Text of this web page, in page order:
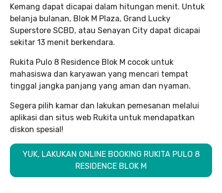
Kemang dapat dicapai dalam hitungan menit. Untuk
belanja bulanan, Blok M Plaza, Grand Lucky
Superstore SCBD, atau Senayan City dapat dicapai
sekitar 13 menit berkendara.
Rukita Pulo 8 Residence Blok M cocok untuk
mahasiswa dan karyawan yang mencari tempat
tinggal jangka panjang yang aman dan nyaman.
Segera pilih kamar dan lakukan pemesanan melalui
aplikasi dan situs web Rukita untuk mendapatkan
diskon spesial!
YUK, LAKUKAN ONLINE BOOKING RUKITA PULO 8
RESIDENCE BLOK M